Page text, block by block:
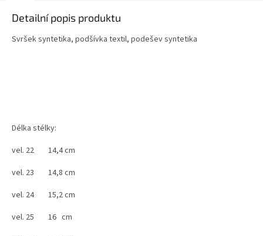
Detailní popis produktu
Svršek syntetika, podšívka textil, podešev syntetika
Délka stélky:
vel. 22 14,4 cm
vel. 23 14,8 cm
vel. 24 15,2 cm
vel. 25 16 cm